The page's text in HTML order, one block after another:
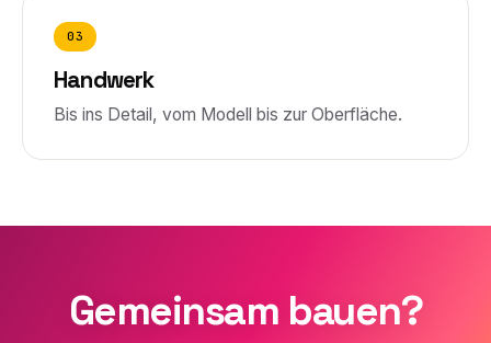
03
Handwerk
Bis ins Detail, vom Modell bis zur Oberfläche.
Gemeinsam bauen?